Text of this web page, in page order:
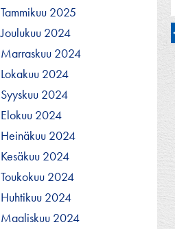
Tammikuu 2025
Joulukuu 2024
Marraskuu 2024
Lokakuu 2024
Syyskuu 2024
Elokuu 2024
Heinäkuu 2024
Kesäkuu 2024
Toukokuu 2024
Huhtikuu 2024
Maaliskuu 2024